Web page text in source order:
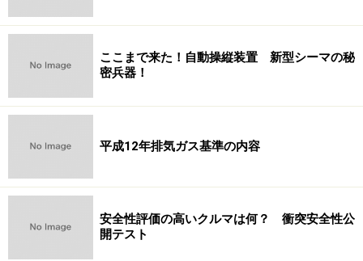
ここまで来た！自動操縦装置 新型シーマの秘
密兵器！
平成12年排気ガス基準の内容
安全性評価の高いクルマは何？ 衝突安全性公
開テスト